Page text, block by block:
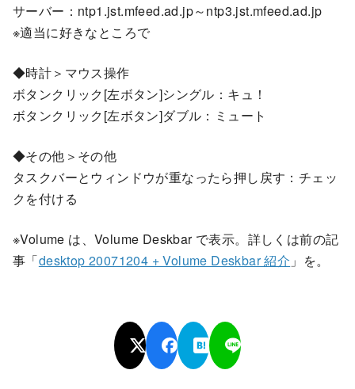
サーバー：ntp1.jst.mfeed.ad.jp～ntp3.jst.mfeed.ad.jp
※適当に好きなところで
◆時計＞マウス操作
ボタンクリック[左ボタン]シングル：キュ！
ボタンクリック[左ボタン]ダブル：ミュート
◆その他＞その他
タスクバーとウィンドウが重なったら押し戻す：チェッ
クを付ける
※Volume は、Volume Deskbar で表示。詳しくは前の記
事「desktop 20071204 + Volume Deskbar 紹介 」を。